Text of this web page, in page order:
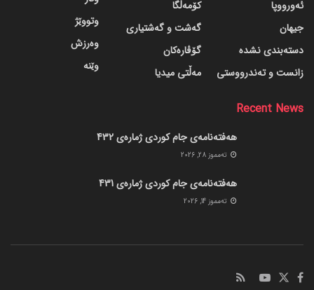
ئەورووپا
جیهان
دسته‌بندی نشده
زانست و تەندرووستی
کۆمەڵگا
گه‌شت و گه‌شتیاری
گۆڤاره‌کان
مەڵتی میدیا
وتووێژ
وەرزش
وێنە
Recent News
هەفتەنامەی جام کوردی ژمارەی 432
ته‌مموز 28, 2026
هەفتەنامەی جام کوردی ژمارەی 431
ته‌مموز 14, 2026